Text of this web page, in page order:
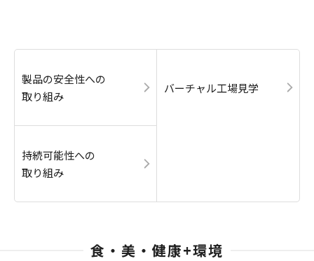
製品の安全性への
取り組み
バーチャル工場見学
持続可能性への
取り組み
食・美・健康+環境